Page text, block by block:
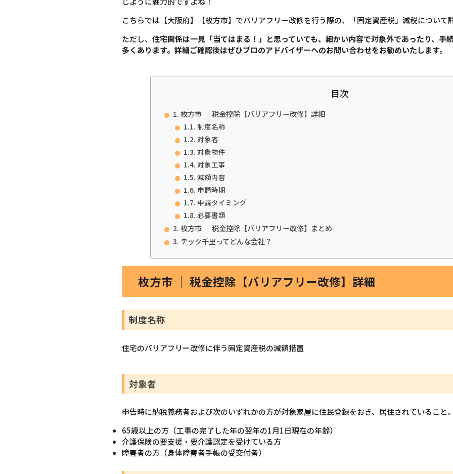
こちらでは【大阪府】【枚方市】でバリアフリー改修を行う際の、「固定資産税」減税について
ただし、 住宅関係は一見「当てはまる！」と思っていても、 細かい内容で対象外であったり、手
多くあります。 詳細ご確認後はぜひプロのアドバイザーへのお問い合わせをお勧めいたします。
目次
枚方市 ｜ 税金控除【バリアフリー改修】詳細
制度名称
対象者
対象物件
対象工事
減額内容
申請時期
申請タイミング
必要書類
枚方市 ｜ 税金控除【バリアフリー改修】まとめ
テック千里ってどんな会社？
枚方市 ｜ 税金控除【バリアフリー改修】詳細
制度名称
住宅のバリアフリー改修に伴う固定資産税の減額措置
対象者
申告時に納税義務者および次のいずれかの方が対象家屋に住民登録をおき、居住されていること
65歳以上の方（工事の完了した年の翌年の1月1日現在の年齢）
介護保険の要支援・要介護認定を受けている方
障害者の方（身体障害者手帳の受交付者）